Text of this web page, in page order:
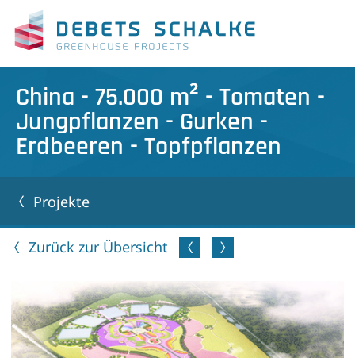
China - 75.000 m² - Tomaten -
Jungpflanzen - Gurken -
Erdbeeren - Topfpflanzen
Projekte
Zurück zur Übersicht